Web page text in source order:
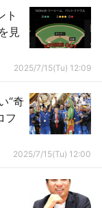
ト
見
2025/7/15(Tu) 12:09
“奇
フ
2025/7/15(Tu) 12:00